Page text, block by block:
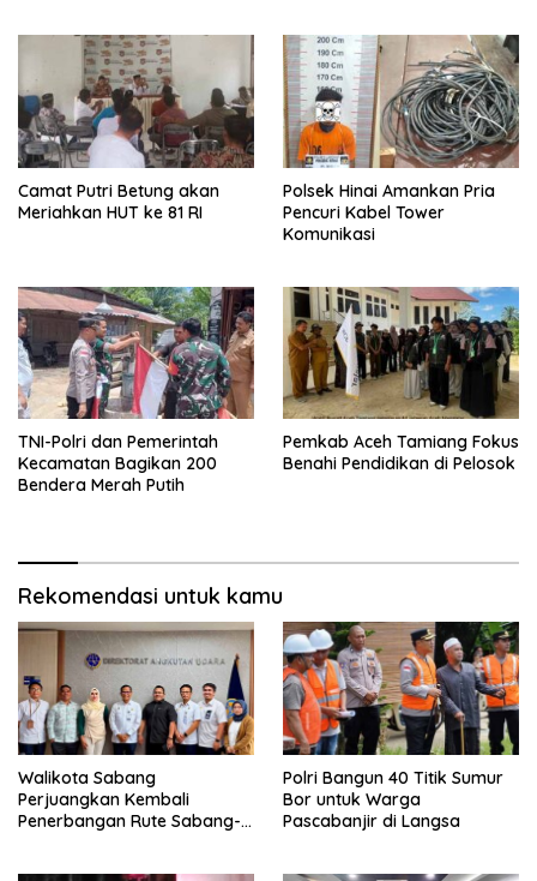
Camat Putri Betung akan
Meriahkan HUT ke 81 RI
Polsek Hinai Amankan Pria
Pencuri Kabel Tower
Komunikasi
TNI-Polri dan Pemerintah
Kecamatan Bagikan 200
Bendera Merah Putih
Pemkab Aceh Tamiang Fokus
Benahi Pendidikan di Pelosok
Rekomendasi untuk kamu
Walikota Sabang
Perjuangkan Kembali
Penerbangan Rute Sabang-
Polri Bangun 40 Titik Sumur
Bor untuk Warga
Pascabanjir di Langsa